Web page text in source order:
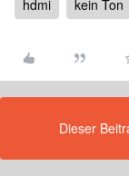
hdmi kein Ton
Dieser